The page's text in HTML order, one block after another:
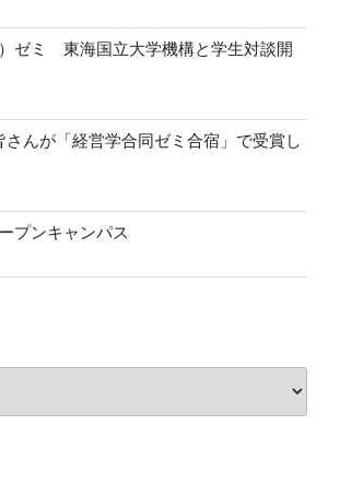
ゼミ 東海国立大学機構と学生対談開
さんが「経営学合同ゼミ合宿」で受賞し
プンキャンパス